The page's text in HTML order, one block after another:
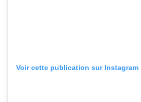
Voir cette publication sur Instagram